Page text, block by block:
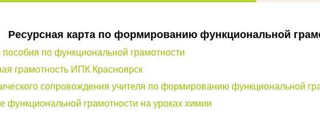
Ресурсная карта по формированию функциональной
пособия по функциональной грамотности
грамотность ИПК Красноярск
сопровождения учителя по формированию функциональной
функциональной грамотности на уроках химии